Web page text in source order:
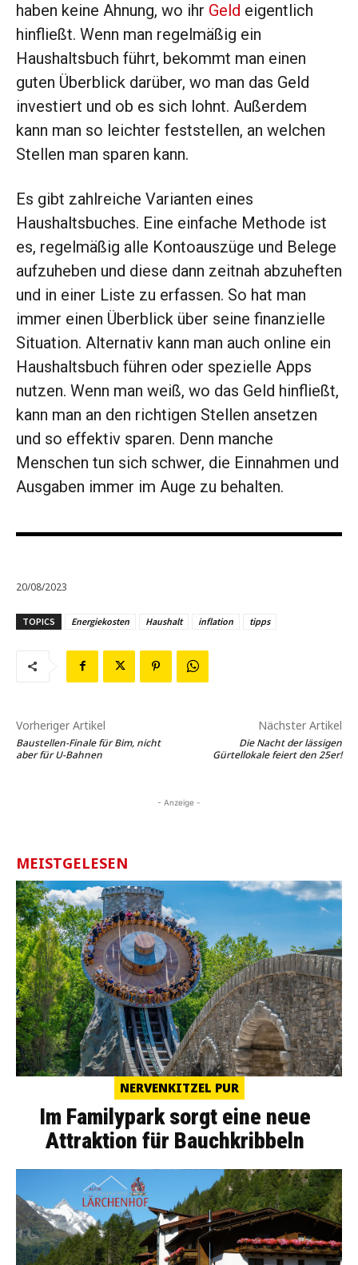
haben keine Ahnung, wo ihr Geld eigentlich
hinfließt. Wenn man regelmäßig ein
Haushaltsbuch führt, bekommt man einen
guten Überblick darüber, wo man das Geld
investiert und ob es sich lohnt. Außerdem
kann man so leichter feststellen, an welchen
Stellen man sparen kann.
Es gibt zahlreiche Varianten eines
Haushaltsbuches. Eine einfache Methode ist
es, regelmäßig alle Kontoauszüge und Belege
aufzuheben und diese dann zeitnah abzuheften
und in einer Liste zu erfassen. So hat man
immer einen Überblick über seine finanzielle
Situation. Alternativ kann man auch online ein
Haushaltsbuch führen oder spezielle Apps
nutzen. Wenn man weiß, wo das Geld hinfließt,
kann man an den richtigen Stellen ansetzen
und so effektiv sparen. Denn manche
Menschen tun sich schwer, die Einnahmen und
Ausgaben immer im Auge zu behalten.
20/08/2023
TOPICS Energiekosten Haushalt inflation tipps
Vorheriger Artikel
Baustellen-Finale für Bim, nicht
aber für U-Bahnen
Nächster Artikel
Die Nacht der lässigen
Gürtellokale feiert den 25er!
- Anzeige -
MEISTGELESEN
NERVENKITZEL PUR
Im Familypark sorgt eine neue
Attraktion für Bauchkribbeln